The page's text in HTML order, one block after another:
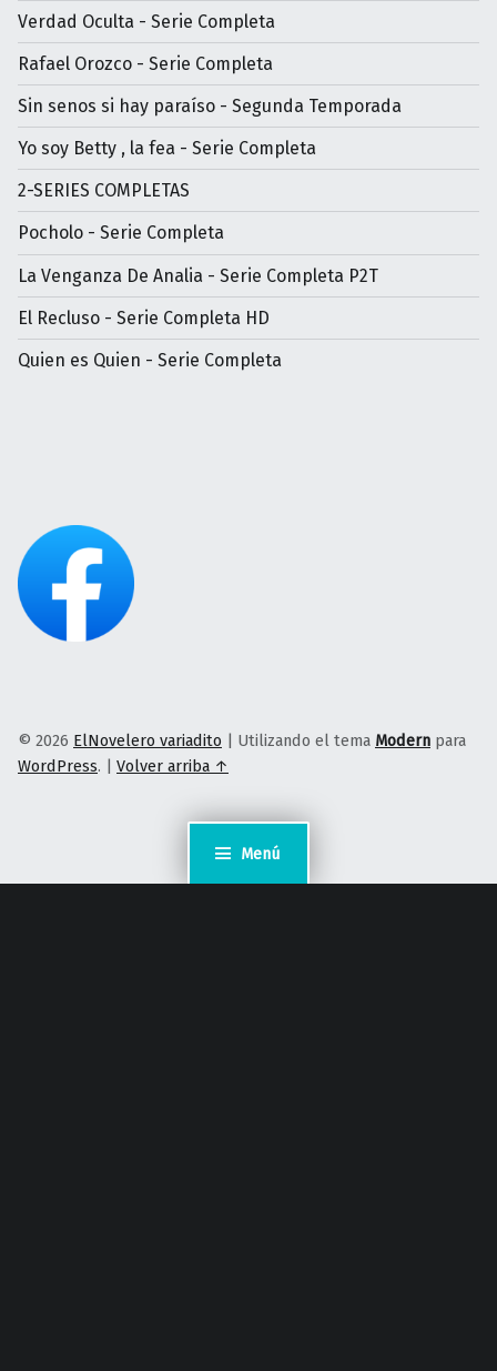
Menú
Verdad Oculta - Serie Completa
Rafael Orozco - Serie Completa
Sin senos si hay paraíso - Segunda Temporada
Yo soy Betty , la fea - Serie Completa
2-SERIES COMPLETAS
Pocholo - Serie Completa
La Venganza De Analia - Serie Completa P2T
El Recluso - Serie Completa HD
Quien es Quien - Serie Completa
© 2026 ElNovelero variadito | Utilizando el tema Modern para
WordPress. | Volver arriba ↑